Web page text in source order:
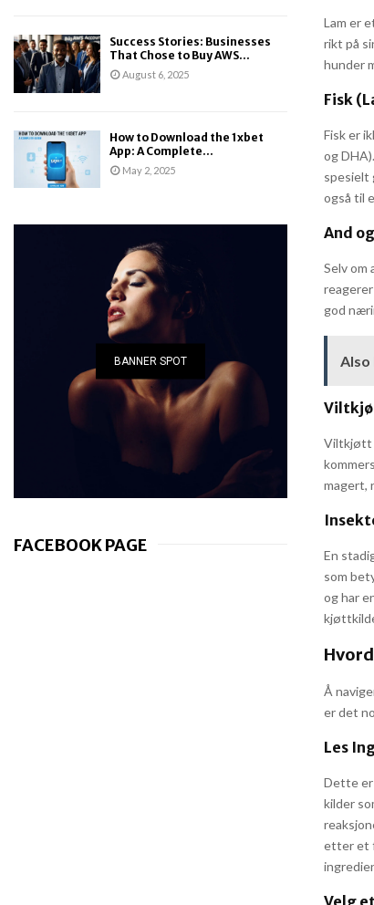
Lam er
rikt på
hunder
Fisk
Fisk er
og
spesielt
også til
And
Selv om
god
Also
Viltkjøtt
magert,
En
som
og har
Å
er det
Les
Dette er
kilder
etter et
Velg
Success Stories: Businesses
That Chose to Buy AWS...
August 6, 2025
How to Download the 1xbet
App: A Complete...
May 2, 2025
BANNER SPOT
FACEBOOK PAGE